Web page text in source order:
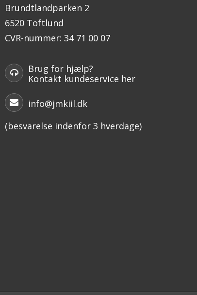
Brundtlandparken 2
6520 Toftlund
CVR-nummer: 34 71 00 07
Brug for hjælp?
Kontakt kundeservice her
info@jmkiil.dk
(besvarelse indenfor 3 hverdage)